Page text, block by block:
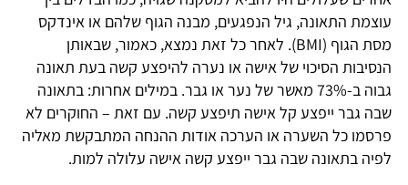
עוצמת התאונה, גיל הנפגעים, מבנה הגוף שלהם או אינדקס
מסת הגוף (BMI). לאחר כל זאת נמצא, כאמור, שבאותן
הנסיבות הסיכוי של אישה או נערה להיפצע קשה בעת תאונה
גבוה ב-73% מאשר של נער או גבר. במילים אחרות: בתאונה
שבה גבר ייפצע קל אישה תיפצע קשה. עם זאת – החוקרים לא
פרסמו כל השערה או הערכה אודות ההנחה המתבקשת מאליה
לפיה בתאונה שבה גבר ייפצע קשה אישה עלולה למות.